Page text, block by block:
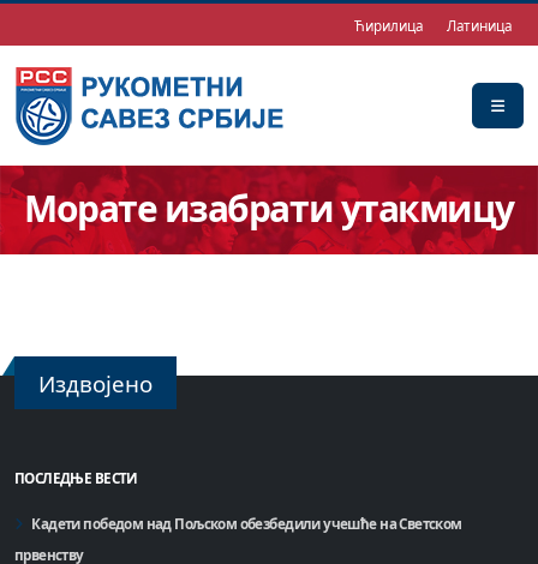
Ћирилица Латиница
Морате изабрати утакмицу
Издвојено
ПОСЛЕДЊЕ ВЕСТИ
Кадети победом над Пољском обезбедили учешће на Светском
првенству